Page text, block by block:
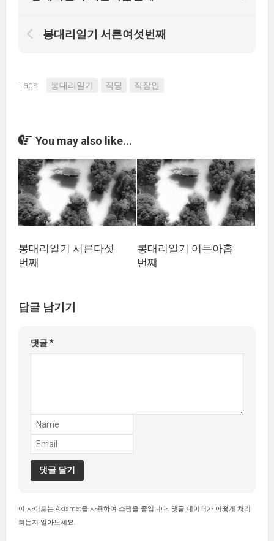
봉대리일기 서른여섯번째
Tags: 봉대리일기 직딩 직장인
You may also like...
봉대리일기 서른다섯
번째
봉대리일기 여든아홉
번째
답글 남기기
댓글*
이 사이트는 Akismet을 사용하여 스팸을 줄입니다. 댓글 데이터가 어떻게 처리
되는지 알아보세요.